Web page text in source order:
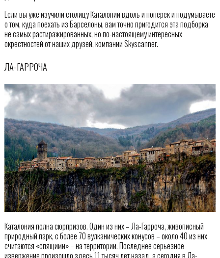
Если вы уже изучили столицу Каталонии вдоль и поперек и подумываете
о том, куда поехать из Барселоны, вам точно пригодится эта подборка
не самых растиражированных, но по-настоящему интересных
окрестностей от наших друзей, компании Skyscanner.
ЛА-ГАРРОЧА
Каталония полна сюрпризов. Один из них – Ла-Гарроча, живописный
природный парк, с более 70 вулканических конусов – около 40 из них
считаются «спящими» – на территории. Последнее серьезное